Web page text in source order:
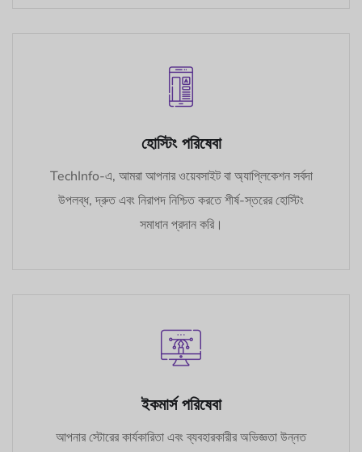
হোস্টিং পরিষেবা
TechInfo-এ, আমরা আপনার ওয়েবসাইট বা অ্যাপ্লিকেশন সর্বদা
উপলব্ধ, দ্রুত এবং নিরাপদ নিশ্চিত করতে শীর্ষ-স্তরের হোস্টিং
সমাধান প্রদান করি।
ইকমার্স পরিষেবা
আপনার স্টোরের কার্যকারিতা এবং ব্যবহারকারীর অভিজ্ঞতা উন্নত